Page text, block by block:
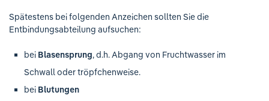
Spätestens bei folgenden Anzeichen sollten Sie die
Entbindungsabteilung aufsuchen:
bei Blasensprung, d.h. Abgang von Fruchtwasser im
Schwall oder tröpfchenweise.
bei Blutungen